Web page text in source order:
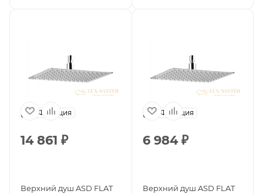
Франция
14 861 ₽
Верхний душ ASD FLAT
Франция
6 984₽
Верхний душ ASD FLAT